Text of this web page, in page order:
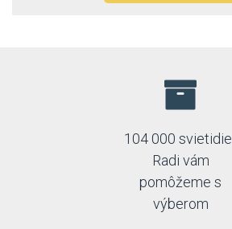
104 000 svietidiel.
Radi vám
pomôžeme s
výberom